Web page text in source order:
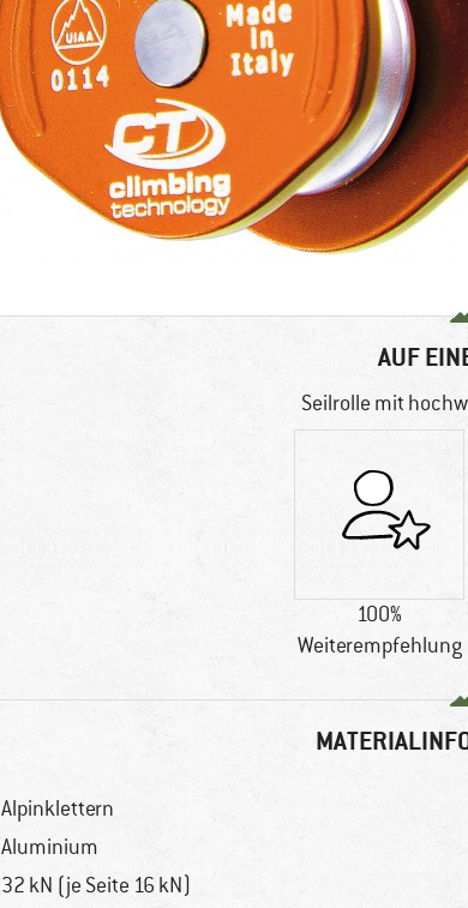
AUF
Seilrolle mit
100%
Weiterempfehlung
Alpinklettern
Aluminium
32 kN (je Seite 16 kN)